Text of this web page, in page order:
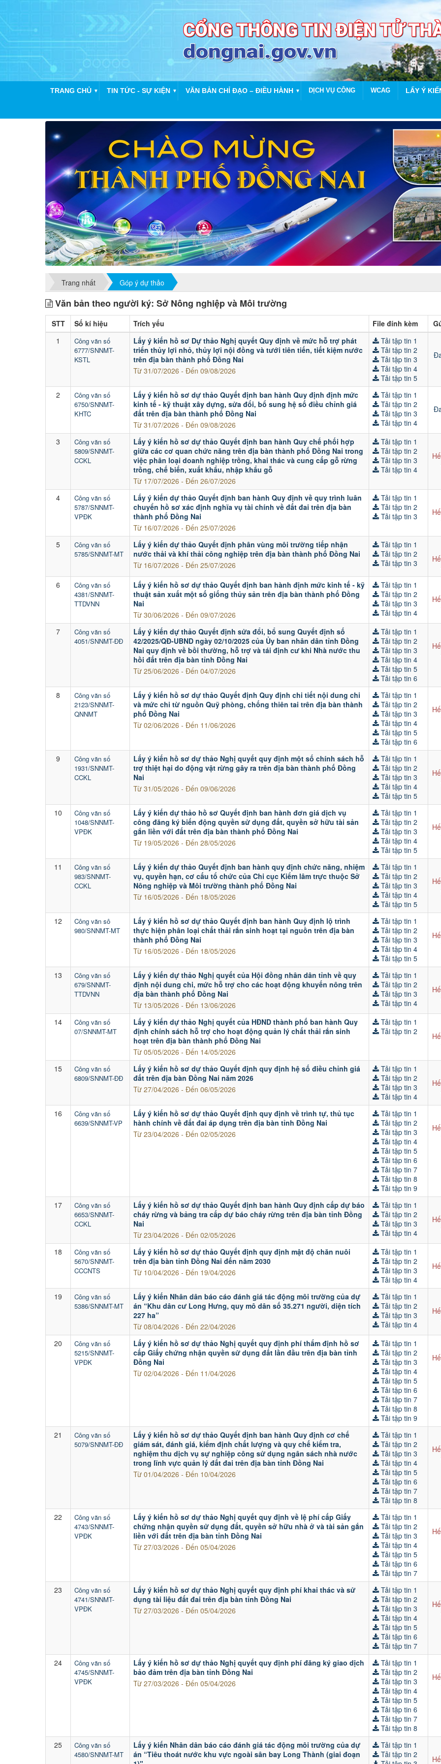
TRANG CHỦ ▼ TIN TỨC - SỰ KIỆN ▼ VĂN BẢN CHỈ ĐẠO – ĐIỀU HÀNH ▼ DỊCH VỤ CÔNG WCAG LẤY Ý
Trang nhất Góp ý dự thảo
Văn bản theo người ký: Sở Nông nghiệp và Môi trường
STT Số kí hiệu Trích yếu File đính kèm
1
Công văn số
6777/SNNMT-
KSTL
Lấy ý kiến hồ sơ Dự thảo Nghị quyết Quy định về mức hỗ trợ phát
triển thủy lợi nhỏ, thủy lợi nội đồng và tưới tiên tiến, tiết kiệm nước
trên địa bàn thành phố Đồng Nai
Từ 31/07/2026 - Đến 09/08/2026
Tải tập tin 1
Tải tập tin 2
Tải tập tin 3
Tải tập tin 4
Tải tập tin 5
2
Công văn số
6750/SNNMT-
KHTC
Lấy ý kiến hồ sơ dự thảo Quyết định ban hành Quy định định mức
kinh tế - kỹ thuật xây dựng, sửa đổi, bổ sung hệ số điều chỉnh giá
đất trên địa bàn thành phố Đồng Nai
Từ 31/07/2026 - Đến 09/08/2026
Tải tập tin 1
Tải tập tin 2
Tải tập tin 3
Tải tập tin 4
3
Công văn số
5809/SNNMT-
CCKL
Lấy ý kiến hồ sơ dự thảo Quyết định ban hành Quy chế phối hợp
giữa các cơ quan chức năng trên địa bàn thành phố Đồng Nai trong
việc phân loại doanh nghiệp trồng, khai thác và cung cấp gỗ rừng
trồng, chế biến, xuất khẩu, nhập khẩu gỗ
Từ 17/07/2026 - Đến 26/07/2026
Tải tập tin 1
Tải tập tin 2
Tải tập tin 3
Tải tập tin 4
4
Công văn số
5787/SNNMT-
VPĐK
Lấy ý kiến dự thảo Quyết định ban hành Quy định về quy trình luân
chuyển hồ sơ xác định nghĩa vụ tài chính về đất đai trên địa bàn
thành phố Đồng Nai
Từ 16/07/2026 - Đến 25/07/2026
Tải tập tin 1
Tải tập tin 2
Tải tập tin 3
5
Công văn số
5785/SNNMT-MT
Lấy ý kiến dự thảo Quyết định phân vùng môi trường tiếp nhận
nước thải và khí thải công nghiệp trên địa bàn thành phố Đồng Nai
Từ 16/07/2026 - Đến 25/07/2026
Tải tập tin 1
Tải tập tin 2
Tải tập tin 3
6
Công văn số
4381/SNNMT-
TTDVNN
Lấy ý kiến hồ sơ dự thảo Quyết định ban hành định mức kinh tế - kỹ
thuật sản xuất một số giống thủy sản trên địa bàn thành phố Đồng
Nai
Từ 30/06/2026 - Đến 09/07/2026
Tải tập tin 1
Tải tập tin 2
Tải tập tin 3
Tải tập tin 4
7
Công văn số
4051/SNNMT-ĐĐ
Lấy ý kiến dự thảo Quyết định sửa đổi, bổ sung Quyết định số
42/2025/QĐ-UBND ngày 02/10/2025 của Ủy ban nhân dân tỉnh Đồng
Nai quy định về bồi thường, hỗ trợ và tái định cư khi Nhà nước thu
hồi đất trên địa bàn tỉnh Đồng Nai
Từ 25/06/2026 - Đến 04/07/2026
Tải tập tin 1
Tải tập tin 2
Tải tập tin 3
Tải tập tin 4
Tải tập tin 5
Tải tập tin 6
8
Công văn số
2123/SNNMT-
QNNMT
Lấy ý kiến hồ sơ dự thảo Quyết định Quy định chi tiết nội dung chi
và mức chi từ nguồn Quỹ phòng, chống thiên tai trên địa bàn thành
phố Đồng Nai
Từ 02/06/2026 - Đến 11/06/2026
Tải tập tin 1
Tải tập tin 2
Tải tập tin 3
Tải tập tin 4
Tải tập tin 5
Tải tập tin 6
9
Công văn số
1931/SNNMT-
CCKL
Lấy ý kiến hồ sơ dự thảo Nghị quyết quy định một số chính sách hỗ
trợ thiệt hại do động vật rừng gây ra trên địa bàn thành phố Đồng
Nai
Từ 31/05/2026 - Đến 09/06/2026
Tải tập tin 1
Tải tập tin 2
Tải tập tin 3
Tải tập tin 4
Tải tập tin 5
10
Công văn số
1048/SNNMT-
VPĐK
Lấy ý kiến dự thảo hồ sơ Quyết định ban hành đơn giá dịch vụ
công đăng ký biến động quyền sử dụng đất, quyền sở hữu tài sản
gắn liền với đất trên địa bàn thành phố Đồng Nai
Từ 19/05/2026 - Đến 28/05/2026
Tải tập tin 1
Tải tập tin 2
Tải tập tin 3
Tải tập tin 4
Tải tập tin 5
11
Công văn số
983/SNNMT-
CCKL
Lấy ý kiến dự thảo Quyết định ban hành quy định chức năng, nhiệm
vụ, quyền hạn, cơ cấu tổ chức của Chi cục Kiểm lâm trực thuộc Sở
Nông nghiệp và Môi trường thành phố Đồng Nai
Từ 16/05/2026 - Đến 18/05/2026
Tải tập tin 1
Tải tập tin 2
Tải tập tin 3
Tải tập tin 4
Tải tập tin 5
12
Công văn sô
980/SNNMT-MT
Lấy ý kiến hồ sơ dự thảo Quyết định ban hành Quy định lộ trình
thực hiện phân loại chất thải rắn sinh hoạt tại nguồn trên địa bàn
thành phố Đồng Nai
Từ 16/05/2026 - Đến 18/05/2026
Tải tập tin 1
Tải tập tin 2
Tải tập tin 3
Tải tập tin 4
Tải tập tin 5
13
Công văn số
679/SNNMT-
TTDVNN
Lấy ý kiến dự thảo Nghị quyết của Hội đồng nhân dân tỉnh về quy
định nội dung chi, mức hỗ trợ cho các hoạt động khuyến nông trên
địa bàn thành phố Đồng Nai
Từ 13/05/2026 - Đến 13/06/2026
Tải tập tin 1
Tải tập tin 2
Tải tập tin 3
Tải tập tin 4
14
Công văn số
07/SNNMT-MT
Lấy ý kiến dự thảo Nghị quyết của HĐND thành phố ban hành Quy
định chính sách hỗ trợ cho hoạt động quản lý chất thải rắn sinh
hoạt trên địa bàn thành phố Đồng Nai
Từ 05/05/2026 - Đến 14/05/2026
Tải tập tin 1
Tải tập tin 2
15
Công văn số
6809/SNNMT-ĐĐ
Lấy ý kiến hồ sơ dự thảo Quyết định quy định hệ số điều chỉnh giá
đất trên địa bàn Đồng Nai năm 2026
Từ 27/04/2026 - Đến 06/05/2026
Tải tập tin 1
Tải tập tin 2
Tải tập tin 3
Tải tập tin 4
16
Công văn số
6639/SNNMT-VP
Lấy ý kiến hồ sơ dự thảo Quyết định quy định về trình tự, thủ tục
hành chính về đất đai áp dụng trên địa bàn tỉnh Đồng Nai
Từ 23/04/2026 - Đến 02/05/2026
Tải tập tin 1
Tải tập tin 2
Tải tập tin 3
Tải tập tin 4
Tải tập tin 5
Tải tập tin 6
Tải tập tin 7
Tải tập tin 8
Tải tập tin 9
17
Công văn số
6653/SNNMT-
CCKL
Lấy ý kiến hồ sơ dự thảo Quyết định ban hành Quy định cấp dự báo
cháy rừng và bảng tra cấp dự báo cháy rừng trên địa bàn tỉnh Đồng
Nai
Từ 23/04/2026 - Đến 02/05/2026
Tải tập tin 1
Tải tập tin 2
Tải tập tin 3
Tải tập tin 4
18
Công văn số
5670/SNNMT-
CCCNTS
Lấy ý kiến hồ sơ dự thảo Quyết định quy định mật độ chăn nuôi
trên địa bàn tỉnh Đồng Nai đến năm 2030
Từ 10/04/2026 - Đến 19/04/2026
Tải tập tin 1
Tải tập tin 2
Tải tập tin 3
Tải tập tin 4
19
Công văn số
5386/SNNMT-MT
Lấy ý kiến Nhân dân báo cáo đánh giá tác động môi trường của dự
án “Khu dân cư Long Hưng, quy mô dân số 35.271 người, diện tích
227 ha”
Từ 08/04/2026 - Đến 22/04/2026
Tải tập tin 1
Tải tập tin 2
Tải tập tin 3
Tải tập tin 4
20
Công văn số
5215/SNNMT-
VPĐK
Lấy ý kiến hồ sơ dự thảo Nghị quyết quy định phí thẩm định hồ sơ
cấp Giấy chứng nhận quyền sử dụng đất lần đầu trên địa bàn tỉnh
Đồng Nai
Từ 02/04/2026 - Đến 11/04/2026
Tải tập tin 1
Tải tập tin 2
Tải tập tin 3
Tải tập tin 4
Tải tập tin 5
Tải tập tin 6
Tải tập tin 7
Tải tập tin 8
Tải tập tin 9
21
Công văn số
5079/SNNMT-ĐĐ
Lấy ý kiến hồ sơ dự thảo Quyết định ban hành Quy định cơ chế
giám sát, đánh giá, kiểm định chất lượng và quy chế kiểm tra,
nghiệm thu dịch vụ sự nghiệp công sử dụng ngân sách nhà nước
trong lĩnh vực quản lý đất đai trên địa bàn tỉnh Đồng Nai
Từ 01/04/2026 - Đến 10/04/2026
Tải tập tin 1
Tải tập tin 2
Tải tập tin 3
Tải tập tin 4
Tải tập tin 5
Tải tập tin 6
Tải tập tin 7
Tải tập tin 8
22
Công văn số
4743/SNNMT-
VPĐK
Lấy ý kiến hồ sơ dự thảo Nghị quyết quy định về lệ phí cấp Giấy
chứng nhận quyền sử dụng đất, quyền sở hữu nhà ở và tài sản gắn
liền với đất trên địa bàn tỉnh Đồng Nai
Từ 27/03/2026 - Đến 05/04/2026
Tải tập tin 1
Tải tập tin 2
Tải tập tin 3
Tải tập tin 4
Tải tập tin 5
Tải tập tin 6
Tải tập tin 7
23
Công văn số
4741/SNNMT-
VPĐK
Lấy ý kiến hồ sơ dự thảo Nghị quyết quy định phí khai thác và sử
dụng tài liệu đất đai trên địa bàn tỉnh Đồng Nai
Từ 27/03/2026 - Đến 05/04/2026
Tải tập tin 1
Tải tập tin 2
Tải tập tin 3
Tải tập tin 4
Tải tập tin 5
Tải tập tin 6
Tải tập tin 7
24
Công văn số
4745/SNNMT-
VPĐK
Lấy ý kiến hồ sơ dự thảo Nghị quyết quy định phí đăng ký giao dịch
bảo đảm trên địa bàn tỉnh Đồng Nai
Từ 27/03/2026 - Đến 05/04/2026
Tải tập tin 1
Tải tập tin 2
Tải tập tin 3
Tải tập tin 4
Tải tập tin 5
Tải tập tin 6
Tải tập tin 7
Tải tập tin 8
25
Công văn số
4580/SNNMT-MT
Lấy ý kiến Nhân dân báo cáo đánh giá tác động môi trường của dự
án “Tiêu thoát nước khu vực ngoài sân bay Long Thành (giai đoạn
Tải tập tin 1
Tải tập tin 2